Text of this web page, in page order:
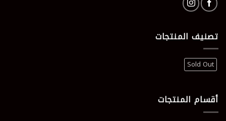
تصنيف المنتجات
Sold Out
أقسام المنتجات